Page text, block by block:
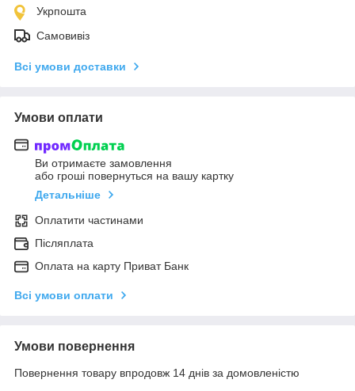
Укрпошта
Самовивіз
Всі умови доставки
Умови оплати
Ви отримаєте замовлення
або гроші повернуться на вашу картку
Детальніше
Оплатити частинами
Післяплата
Оплата на карту Приват Банк
Всі умови оплати
Умови повернення
Повернення товару впродовж 14 днів за домовленістю